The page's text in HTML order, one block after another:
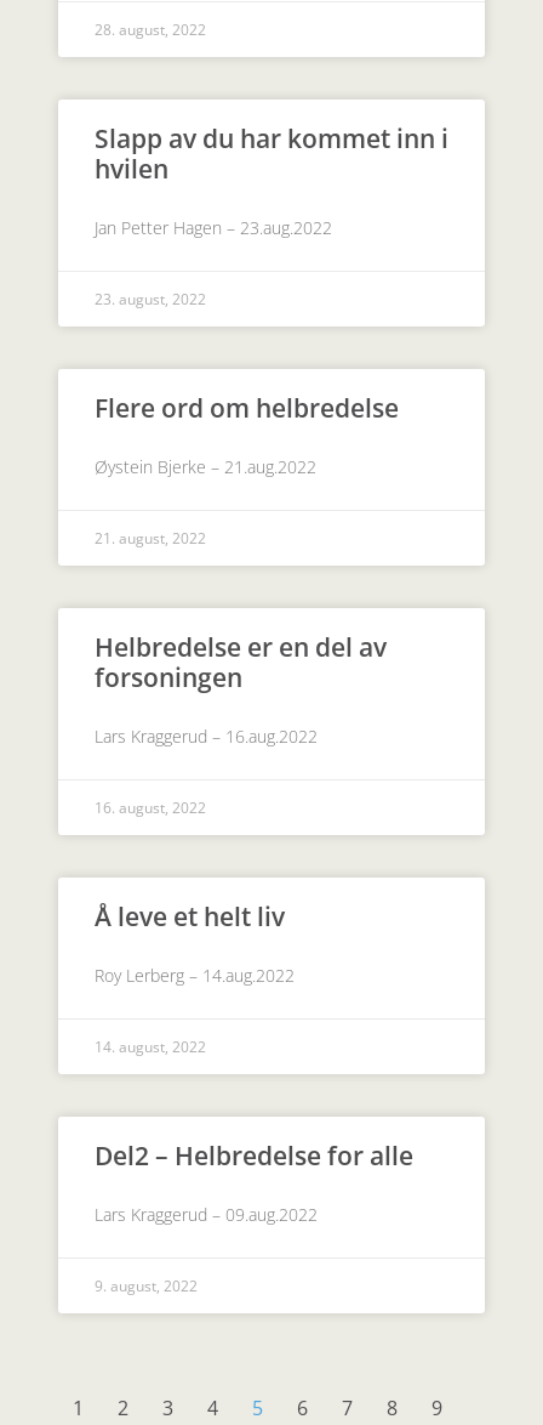
28. august, 2022
Slapp av du har kommet inn i
hvilen
Jan Petter Hagen – 23.aug.2022
23. august, 2022
Flere ord om helbredelse
Øystein Bjerke – 21.aug.2022
21. august, 2022
Helbredelse er en del av
forsoningen
Lars Kraggerud – 16.aug.2022
16. august, 2022
Å leve et helt liv
Roy Lerberg – 14.aug.2022
14. august, 2022
Del2 – Helbredelse for alle
Lars Kraggerud – 09.aug.2022
9. august, 2022
1 2 3 4 5 6 7 8
9